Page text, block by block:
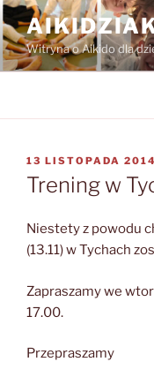
Przejdź
do
treściWitryna o Aikido dla
OPUBLIKOWANE
W
13 LISTOPADA 2014
Trening w
Niestety z powodu
(13.11) w Tychach
Zapraszamy we
17.00.
Przepraszamy